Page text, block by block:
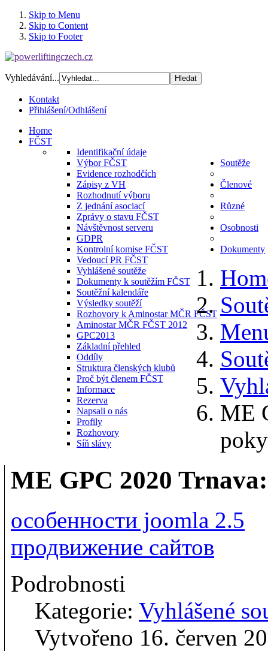
Skip to Menu
Skip to Content
Skip to Footer
Vyhledávání...
Kontakt
Přihlášení/Odhlášení
Home
FČST
Identifikační údaje
Výbor FČST
Evidence rozhodčích
Zápisy z VH
Rozhodnutí výboru
Z jednání asociací
Zprávy o stavu FČST
Návštěvnost serveru
GDPR
Kontrolní komise FČST
Vedoucí PR FČST
Soutěže
Vyhlášené soutěže
Dokumenty k soutěžím FČST
Soutěžní kalendáře
Výsledky soutěží
Rozhovory k Aminostar MČR FČST
Aminostar MČR FČST 2012
GPC2013
Členové
Základní přehled
Oddíly
Struktura členských klubů
Proč být členem FČST
Různé
Informace
Rezerva
Osobnosti
Napsali o nás
Profily
Rozhovory
Síň slávy
Dokumenty
ME
ME GPC 2020
особенности joomla 2.5
продвижение сайтов
Podrobnosti
Kategorie: Vyhlášené
Vytvořeno 16. červen